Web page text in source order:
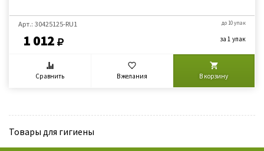
Арт.: 30425125-RU1
1 012
до 10 упак
за 1 упак
Сравнить В желания В корзину
Товары для гигиены